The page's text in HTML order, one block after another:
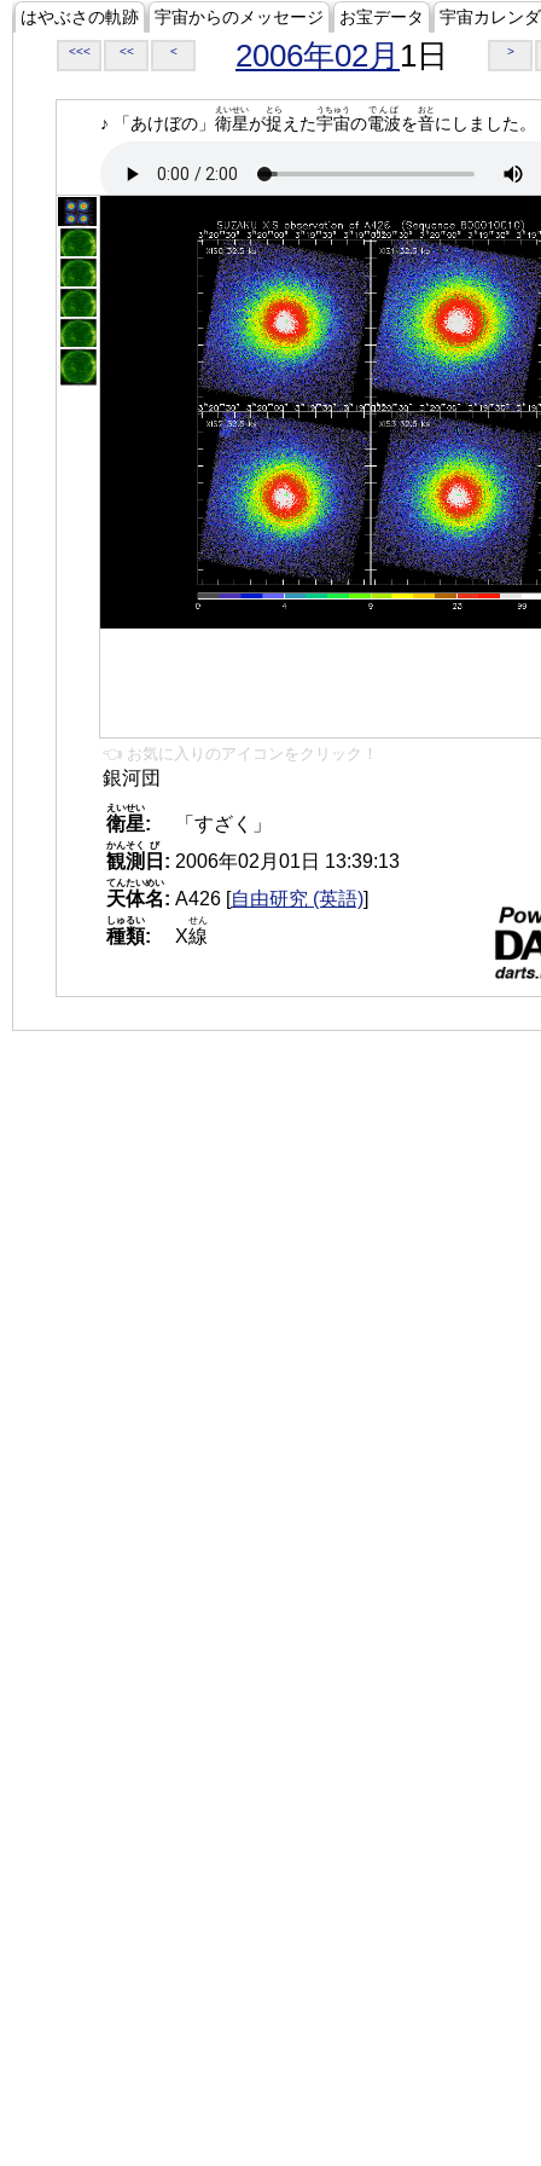
はやぶさの軌跡 宇宙からのメッセージ お宝データ 宇宙カレン
<<< << < 2006年02月 1日 >
♪ 「あけぼの」 衛星
えいせい
が捉
とら
えた宇宙
うちゅう
の電波
でんぱ
を音
おと
にしました。
👈 お気に入りのアイコンをクリック！
銀河団
衛星
えいせい
:
「すざく」
観測
かんそく
日
び
: 2006年02月01日 13:39:13
天体名
てんたいめい
: A426 [自由研究 (英語)]
種類
しゅるい
: X線
せん